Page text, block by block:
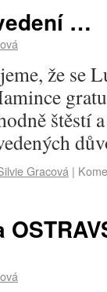
…
že se
Gracová |